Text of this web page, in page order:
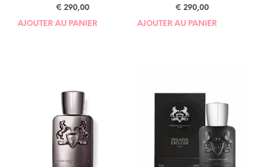
€ 290,00
AJOUTER AU PANIER
€ 290,00
AJOUTER AU PANIER